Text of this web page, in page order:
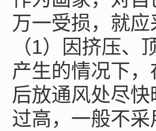
万一受损，就
（1）因挤压
产生的情况下
后放通风处尽
过高，一般不